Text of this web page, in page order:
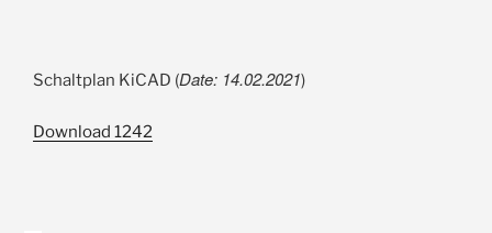
Schaltplan KiCAD (Date: 14.02.2021)
Download 1242